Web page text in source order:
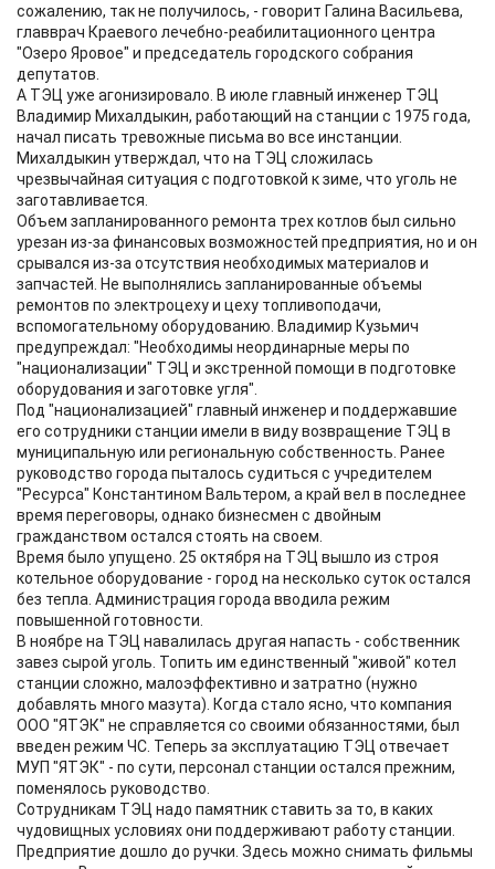
сожалению, так не получилось, - говорит Галина Васильева,
главврач Краевого лечебно-реабилитационного центра
"Озеро Яровое" и председатель городского собрания
депутатов.
А ТЭЦ уже агонизировало. В июле главный инженер ТЭЦ
Владимир Михалдыкин, работающий на станции с 1975 года,
начал писать тревожные письма во все инстанции.
Михалдыкин утверждал, что на ТЭЦ сложилась
чрезвычайная ситуация с подготовкой к зиме, что уголь не
заготавливается.
Объем запланированного ремонта трех котлов был сильно
урезан из-за финансовых возможностей предприятия, но и он
срывался из-за отсутствия необходимых материалов и
запчастей. Не выполнялись запланированные объемы
ремонтов по электроцеху и цеху топливоподачи,
вспомогательному оборудованию. Владимир Кузьмич
предупреждал: "Необходимы неординарные меры по
"национализации" ТЭЦ и экстренной помощи в подготовке
оборудования и заготовке угля".
Под "национализацией" главный инженер и поддержавшие
его сотрудники станции имели в виду возвращение ТЭЦ в
муниципальную или региональную собственность. Ранее
руководство города пыталось судиться с учредителем
"Ресурса" Константином Вальтером, а край вел в последнее
время переговоры, однако бизнесмен с двойным
гражданством остался стоять на своем.
Время было упущено. 25 октября на ТЭЦ вышло из строя
котельное оборудование - город на несколько суток остался
без тепла. Администрация города вводила режим
повышенной готовности.
В ноябре на ТЭЦ навалилась другая напасть - собственник
завез сырой уголь. Топить им единственный "живой" котел
станции сложно, малоэффективно и затратно (нужно
добавлять много мазута). Когда стало ясно, что компания
ООО "ЯТЭК" не справляется со своими обязанностями, был
введен режим ЧС. Теперь за эксплуатацию ТЭЦ отвечает
МУП "ЯТЭК" - по сути, персонал станции остался прежним,
поменялось руководство.
Сотрудникам ТЭЦ надо памятник ставить за то, в каких
чудовищных условиях они поддерживают работу станции.
Предприятие дошло до ручки. Здесь можно снимать фильмы